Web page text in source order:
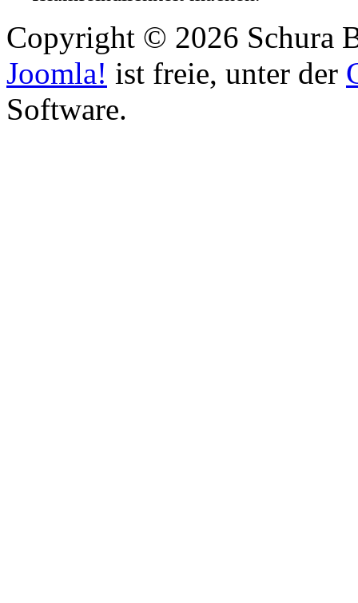
Copyright © 2026 Schura
Joomla! ist freie, unter der
Software.